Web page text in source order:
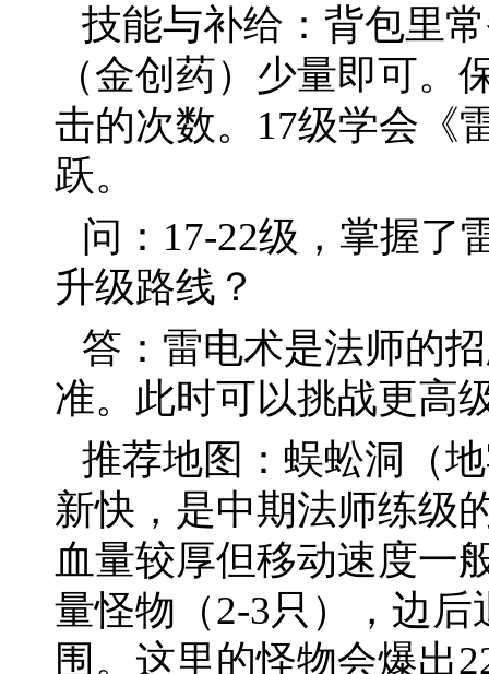
技能与补给：背包里
（金创药）少量即可
击的次数。17级学会《
跃。
问：17-22级，掌握了
升级路线？
答：雷电术是法师的
准。此时可以挑战更高
推荐地图：蜈蚣洞（
新快，是中期法师练级
血量较厚但移动速度一
量怪物（2-3只），边
围。这里的怪物会爆出